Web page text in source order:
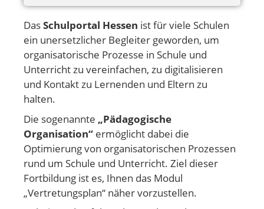
DasSchulportal Hessen ist für viele Schulen
ein unersetzlicher Begleiter geworden, um
organisatorische Prozesse in Schule und
Unterricht zu vereinfachen, zu digitalisieren
und Kontakt zu Lernenden und Eltern zu
halten.
Die sogenannte „Pädagogische
Organisation“ ermöglicht dabei die
Optimierung von organisatorischen Prozessen
rund um Schule und Unterricht. Ziel dieser
Fortbildung ist es, Ihnen das Modul
„Vertretungsplan“ näher vorzustellen.